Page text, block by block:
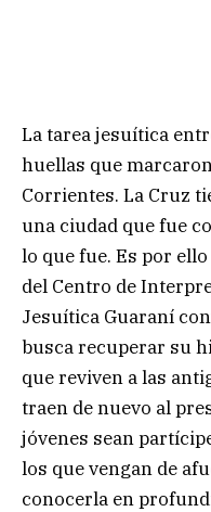
La tarea jesuítica
huellas que
Corrientes. La Cruz
una ciudad que fue
lo que fue. Es por
del Centro de
Jesuítica Guaraní
busca recuperar su
que reviven a las
traen de nuevo al
jóvenes sean
los que vengan de
conocerla en